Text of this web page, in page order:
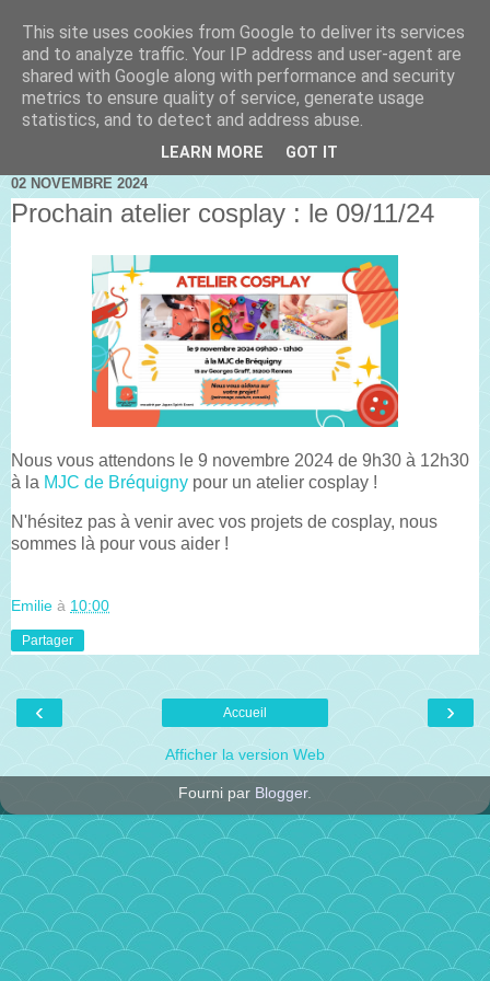
02 NOVEMBRE 2024
Prochain atelier cosplay : le 09/11/24
Nous vous attendons le 9 novembre 2024 de 9h30 à 12h30
à la MJC de Bréquigny pour un atelier cosplay !
N'hésitez pas à venir avec vos projets de cosplay, nous
sommes là pour vous aider !
Emilie à 10:00
Partager
‹ ›
Accueil
Afficher la version Web
Fourni par Blogger.
This site uses cookies from Google to deliver its services
and to analyze traffic. Your IP address and user-agent are
shared with Google along with performance and security
metrics to ensure quality of service, generate usage
statistics, and to detect and address abuse.
LEARN MORE GOT IT